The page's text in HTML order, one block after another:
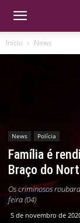
Início News
News Polícia
Família é
Braço do
Os criminosos
feira (04)
5 de novembro de